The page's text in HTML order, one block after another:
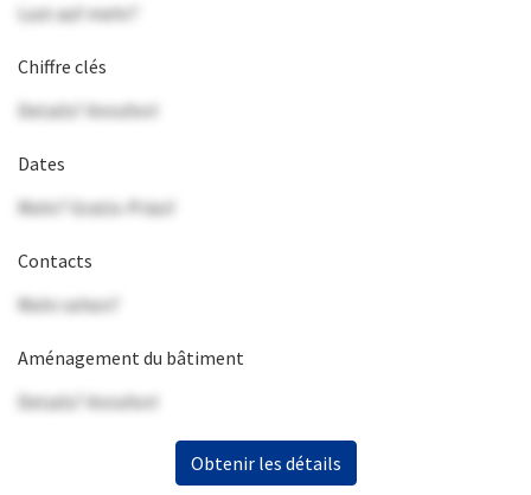
Lust auf mehr?
Chiffre clés
Details? Anrufen!
Dates
Mehr? Gratis-Präsi!
Contacts
Mehr sehen?
Aménagement du bâtiment
Details? Anrufen!
Obtenir les détails